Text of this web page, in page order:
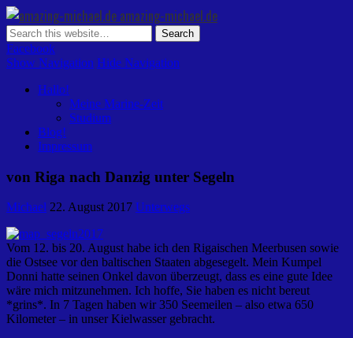
amazing-michael.de
Facebook
Show Navigation Hide Navigation
Hallo!
Meine Marine-Zeit
Studium
Blog!
Impressum
von Riga nach Danzig unter Segeln
Michael 22. August 2017 Unterwegs
Vom 12. bis 20. August habe ich den Rigaischen Meerbusen sowie
die Ostsee vor den baltischen Staaten abgesegelt. Mein Kumpel
Donni hatte seinen Onkel davon überzeugt, dass es eine gute Idee
wäre mich mitzunehmen. Ich hoffe, Sie haben es nicht bereut
*grins*. In 7 Tagen haben wir 350 Seemeilen – also etwa 650
Kilometer – in unser Kielwasser gebracht.